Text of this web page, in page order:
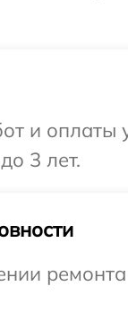
и
3 лет.
ремонта